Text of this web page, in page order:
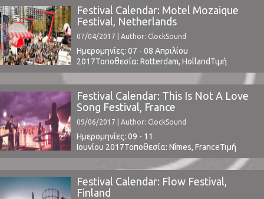
Festival Calendar: Motel Mozaique
Festival, Netherlands
07/04/2017 | Author: ClockSound
Ημερομηνίες: 07 - 08 Απριλίου
2017Τοποθεσία: Rotterdam, HollandΤιμή
Εισιτηρίου: € 60Χωρητικότητα: -Το Line Up
περιλαμβάνει: Tindersticks, Thee Oh Sees, Peter
Hook & The Light, Alex Vargas, Tinariwen,
Devendra Banhart, Thundercat, Warhaus, The
Slow Show, Grandaddy, Lisa Hannigan, The
Lemon Twigs, Cabbage, Wolf People,
Serpentwithfeet, Crying Boys Cafe, H. Hawkline,
Isaac Gracie, ...
Festival Calendar: This Is Not A Love
Song Festival, France
09/06/2017 | Author: ClockSound
Ημερομηνίες: 09 - 11
Ιουνίου 2017Τοποθεσία: Nîmes, FranceΤιμή
Εισιτηρίου: € 78Χωρητικότητα: -Το Line Up
περιλαμβάνει: Moderat, Thee Oh Sees, The Black
Angels, Jake Bugg, Grandaddy, Flying Lotus,
Whitney, The Growlers, Turbonegro, Baroness,
Festival Calendar: Flow Festival,
Finland